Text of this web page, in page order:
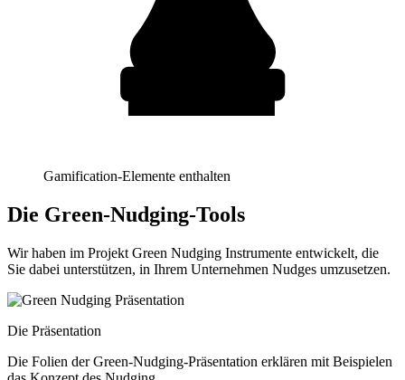
Gamification-Elemente enthalten
Die Green-Nudging-Tools
Wir haben im Projekt Green Nudging Instrumente entwickelt, die
Sie dabei unterstützen, in Ihrem Unternehmen Nudges umzusetzen.
Die Präsentation
Die Folien der Green-Nudging-Präsentation erklären mit Beispielen